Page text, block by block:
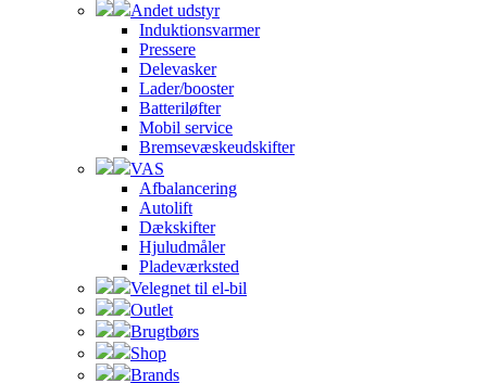
Andet udstyr
Induktionsvarmer
Pressere
Delevasker
Lader/booster
Batteriløfter
Mobil service
Bremsevæskeudskifter
VAS
Afbalancering
Autolift
Dækskifter
Hjuludmåler
Pladeværksted
Velegnet til el-bil
Outlet
Brugtbørs
Shop
Brands